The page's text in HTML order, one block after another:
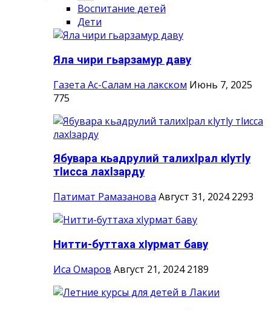
Воспитание детей
Дети
Яла чири гьарзамур даву
Газета Ас-Салам на лакском Июнь 7, 2025
775
Ябувара кьадрулий талихlрал кlутlу
тlисса лахlзарду
Патимат Рамазанова Август 31, 2024 2293
Нитти-буттаха хIурмат баву
Иса Омаров Август 21, 2024 2189